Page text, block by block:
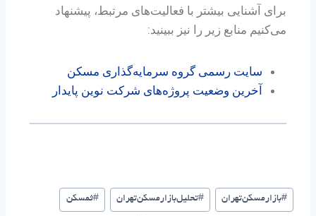
برای آشنایی بیشتر با فعالیت‌های مرتبط، پیشنهاد
می‌کنیم منابع زیر را نیز ببینید:
سایت رسمی گروه سرمایه‌گذاری مسکن
آخرین وضعیت پروژه‌های شرکت نوین پایدار
#بازار‌مسکن‌تهران #تحلیل‌بازار‌مسکن‌تهران #ثمسکن